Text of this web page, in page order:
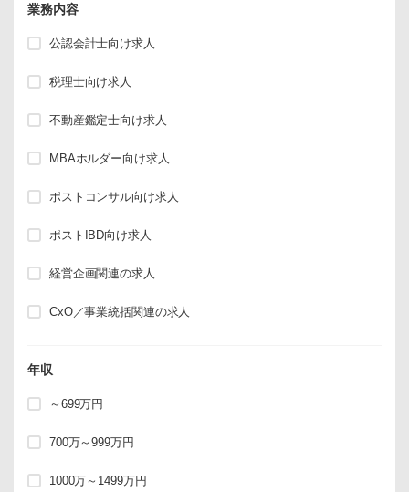
業務内容
公認会計士向け求人
税理士向け求人
不動産鑑定士向け求人
MBAホルダー向け求人
ポストコンサル向け求人
ポストIBD向け求人
経営企画関連の求人
CxO／事業統括関連の求人
年収
～699万円
700万～999万円
1000万～1499万円